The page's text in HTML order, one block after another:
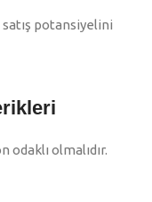
potansiyelini
olmalıdır.